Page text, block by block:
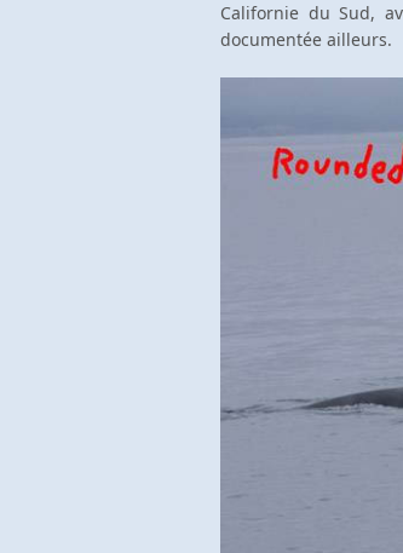
Californie du Sud,
documentée ailleurs.